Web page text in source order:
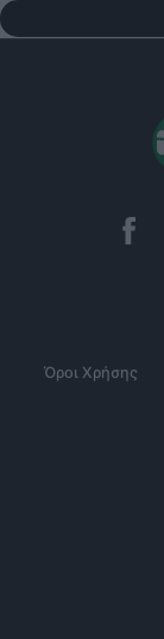
Όροι Χρήσης